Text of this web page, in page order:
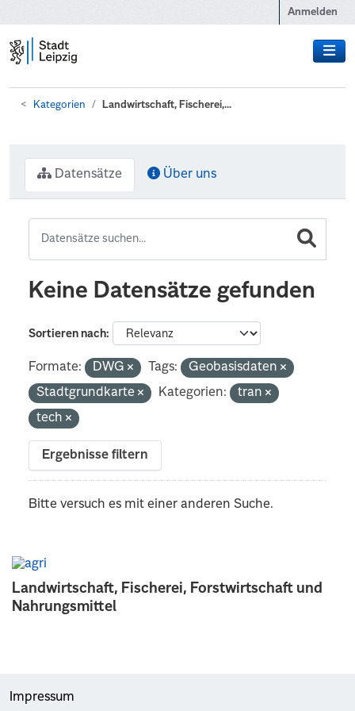
Anmelden
Kategorien Landwirtschaft, Fischerei,...
Landwirtschaft, Fischerei, Forstwirtschaft und
Nahrungsmittel
Datensätze Über uns
Keine Datensätze gefunden
Sortieren nach
Formate: DWG Tags:
Geobasisdaten
Stadtgrundkarte
Kategorien:
tran
tech
Ergebnisse filtern
Bitte versuch es mit einer anderen Suche.
Impressum